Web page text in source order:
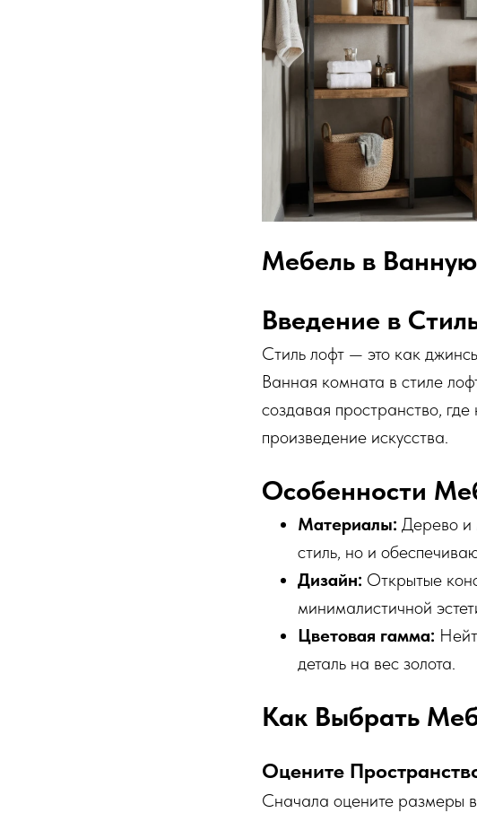
Мебель в
Введение в
Стиль лофт — это как
Ванная комната в стиле
создавая пространство,
произведение искусства.
Особенности
Материалы: Дерево и
стиль, но и
Дизайн: Открытые
минималистичной
Цветовая гамма:
деталь на вес золота.
Как Выбрать
Оцените
Сначала оцените размеры